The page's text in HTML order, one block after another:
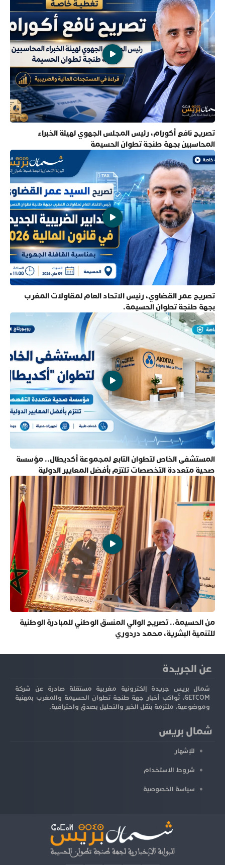
تصريح نافع أكورام، رئيس المجلس الجهوي لهيئة الخبراء
المحاسبين بجهة طنجة تطوان الحسيمة
تصريح عمر القضاوي، رئيس الاتحاد العام لمقاولات المغرب
بجهة طنجة تطوان الحسيمة.
المستشفى الخاص لتطوان التابع لمجموعة أكديطال.. مؤسسة
صحية متعددة التخصصات تلتزم بأفضل المعايير الدولية
من الحسيمة.. تصريح الوالي المنسق الوطني للمبادرة الوطنية
للتنمية البشرية، محمد دردوري
عن الجريدة
شمال بريس جريدة إلكترونية مغربية مستقلة صادرة عن شركة
GETCOM، تُواكب أخبار جهة طنجة تطوان الحسيمة والمغرب بمهنية
وموضوعية، ملتزمة بنقل الخبر والتحليل بصدق واحترافية.
شمال بريس
للإشهار
شروط الاستخدام
سياسة الخصوصية